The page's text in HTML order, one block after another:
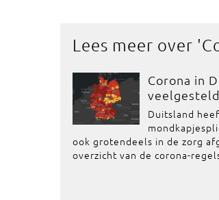
Lees meer over '
Corona in
Duitsland
ook grotendeels in de zorg
overzicht van de corona-